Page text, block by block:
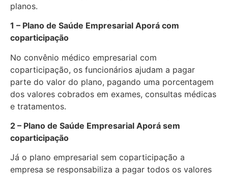
planos.
1 – Plano de Saúde Empresarial Aporá com
coparticipação
No convênio médico empresarial com
coparticipação, os funcionários ajudam a pagar
parte do valor do plano, pagando uma porcentagem
dos valores cobrados em exames, consultas médicas
e tratamentos.
2 – Plano de Saúde Empresarial Aporá sem
coparticipação
Já o plano empresarial sem coparticipação a
empresa se responsabiliza a pagar todos os valores